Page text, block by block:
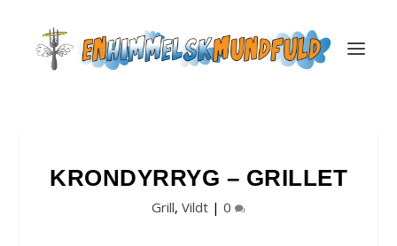
KRONDYRRYG – GRILLET
Grill, Vildt | 0